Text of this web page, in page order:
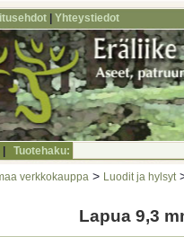
Yhteystiedot
Tuotehaku:
verkkokauppa > Luodit ja hylsyt
Lapua 9,3